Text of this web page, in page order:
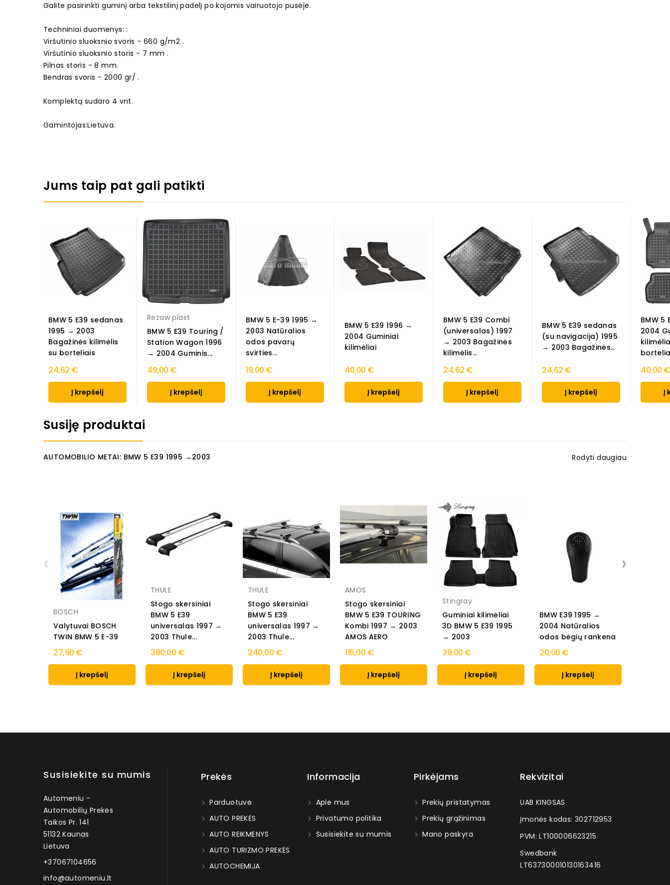
Galite pasirinkti guminį arba tekstilinį padelį po kojomis vairuotojo pusėje.
Techniniai duomenys: :
Viršutinio sluoksnio svoris - 660 g/m2 .
Viršutinio sluoksnio storis - 7 mm .
Pilnas storis - 8 mm.
Bendras svoris - 2000 gr/ .
Komplektą sudaro 4 vnt.
Gamintojas:Lietuva.
Jums taip pat gali patikti
BMW 5 E39 sedanas
1995 → 2003
Bagažinės kilimėlis
su borteliais
24,62 €
Į krepšelį
Rezaw plast
BMW 5 E39 Touring /
Station Wagon 1996
→ 2004 Guminis...
49,00 €
Į krepšelį
BMW 5 E-39 1995 →
2003 Natūralios
odos pavarų
svirties...
19,00 €
Į krepšelį
BMW 5 E39 1996 →
2004 Guminiai
kilimėliai
40,00 €
Į krepšelį
BMW 5 E39 Combi
(universalas) 1997
→ 2003 Bagažinės
kilimėlis...
24,62 €
Į krepšelį
BMW 5 E39 sedanas
(su navigacija) 1995
→ 2003 Bagažinės...
24,62 €
Į krepšelį
BMW 5
2004
40,00 €
Į
Susiję produktai
AUTOMOBILIO METAI: BMW 5 E39 1995 →2003 Rodyti daugiau
BOSCH
Valytuvai BOSCH
TWIN BMW 5 E-39
27,90 €
Į krepšelį
THULE
Stogo skersiniai
BMW 5 E39
universalas 1997 →
2003 Thule...
380,00 €
Į krepšelį
THULE
Stogo skersiniai
BMW 5 E39
universalas 1997 →
2003 Thule...
240,00 €
Į krepšelį
AMOS
Stogo skersiniai
BMW 5 E39 TOURING
Kombi 1997 → 2003
AMOS AERO
115,00 €
Į krepšelį
Stingray
Guminiai kilimėliai
3D BMW 5 E39 1995
→ 2003
39,00 €
Į krepšelį
BMW E39 1995 →
2004 Natūralios
odos bėgių rankena
20,00 €
Į krepšelį
‹ ›
Susisiekite su mumis
Automeniu -
Automobilių Prekės
Taikos Pr. 141
51132 Kaunas
Lietuva
+37067104656
info@automeniu.lt
Prekės
Parduotuvė
AUTO PREKĖS
AUTO REIKMENYS
AUTO TURIZMO PREKĖS
AUTOCHEMIJA
Informacija
Apie mus
Privatumo politika
Susisiekite su mumis
Pirkėjams
Prekių pristatymas
Prekių grąžinimas
Mano paskyra
Rekvizitai
UAB KINGSAS
Įmonės kodas: 302712953
PVM: LT100006623215
Swedbank
LT637300010130163416